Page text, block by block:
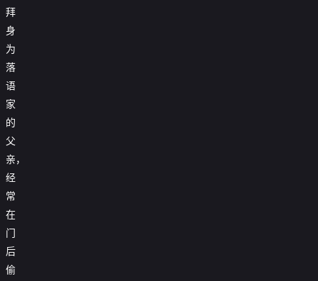
拜
身
为
落
语
家
的
父
亲，
经
常
在
门
后
偷